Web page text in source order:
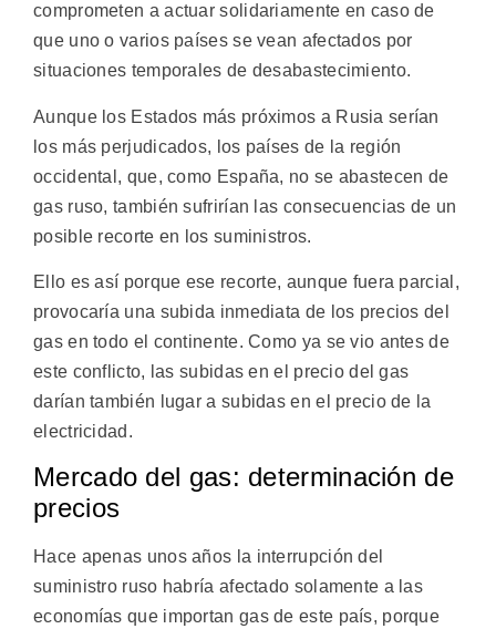
comprometen a actuar solidariamente en caso de
que uno o varios países se vean afectados por
situaciones temporales de desabastecimiento.
Aunque los Estados más próximos a Rusia serían
los más perjudicados, los países de la región
occidental, que, como España, no se abastecen de
gas ruso, también sufrirían las consecuencias de un
posible recorte en los suministros.
Ello es así porque ese recorte, aunque fuera parcial,
provocaría una subida inmediata de los precios del
gas en todo el continente. Como ya se vio antes de
este conflicto, las subidas en el precio del gas
darían también lugar a subidas en el precio de la
electricidad.
Mercado del gas: determinación de
precios
Hace apenas unos años la interrupción del
suministro ruso habría afectado solamente a las
economías que importan gas de este país, porque